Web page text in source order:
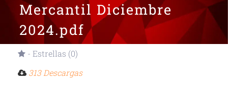
Mercantil Diciembre
2024.pdf
- Estrellas (0)
313 Descargas